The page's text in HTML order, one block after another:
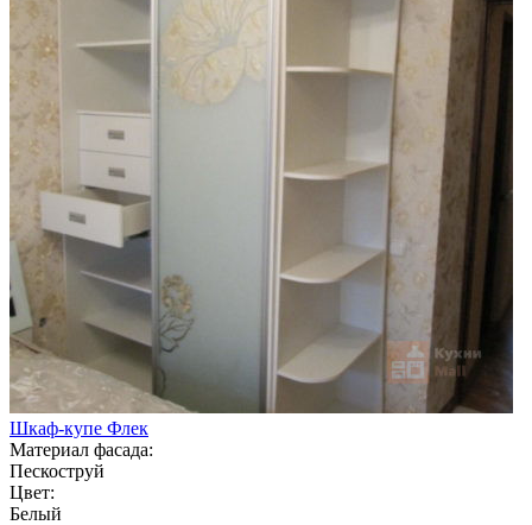
Шкаф-купе Флек
Материал фасада:
Пескоструй
Цвет:
Белый